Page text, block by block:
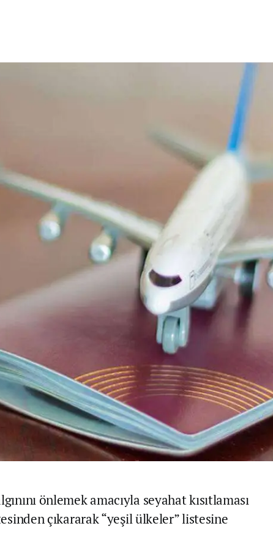
önlemek amacıyla seyahat kısıtlaması
çıkararak “yeşil ülkeler” listesine